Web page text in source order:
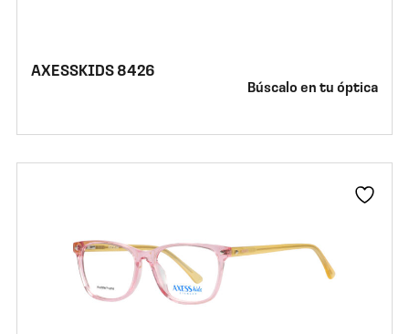
AXESSKIDS 8426
Búscalo en tu óptica